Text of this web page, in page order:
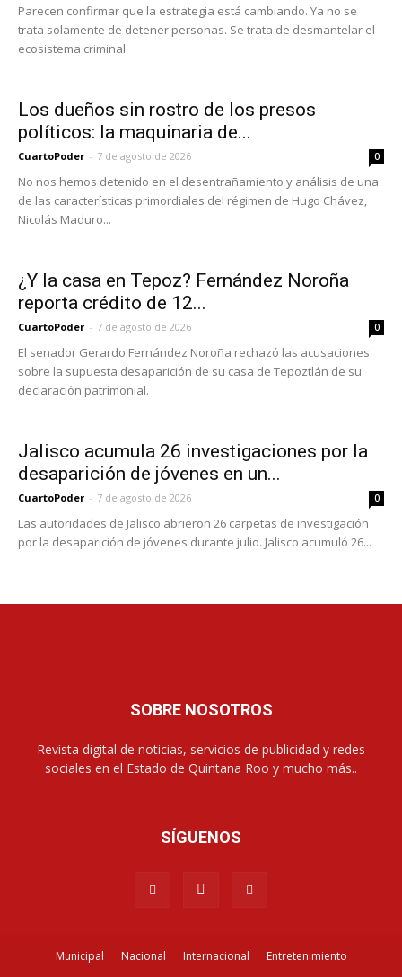
Parecen confirmar que la estrategia está cambiando. Ya no se
trata solamente de detener personas. Se trata de desmantelar el
ecosistema criminal
Los dueños sin rostro de los presos
políticos: la maquinaria de...
CuartoPoder - 7 de agosto de 2026 0
No nos hemos detenido en el desentrañamiento y análisis de una
de las características primordiales del régimen de Hugo Chávez,
Nicolás Maduro...
¿Y la casa en Tepoz? Fernández Noroña
reporta crédito de 12...
CuartoPoder - 7 de agosto de 2026 0
El senador Gerardo Fernández Noroña rechazó las acusaciones
sobre la supuesta desaparición de su casa de Tepoztlán de su
declaración patrimonial.
Jalisco acumula 26 investigaciones por la
desaparición de jóvenes en un...
CuartoPoder - 7 de agosto de 2026 0
Las autoridades de Jalisco abrieron 26 carpetas de investigación
por la desaparición de jóvenes durante julio. Jalisco acumuló 26...
SOBRE NOSOTROS
Revista digital de noticias, servicios de publicidad y redes
sociales en el Estado de Quintana Roo y mucho más..
SÍGUENOS
Municipal Nacional Internacional Entretenimiento